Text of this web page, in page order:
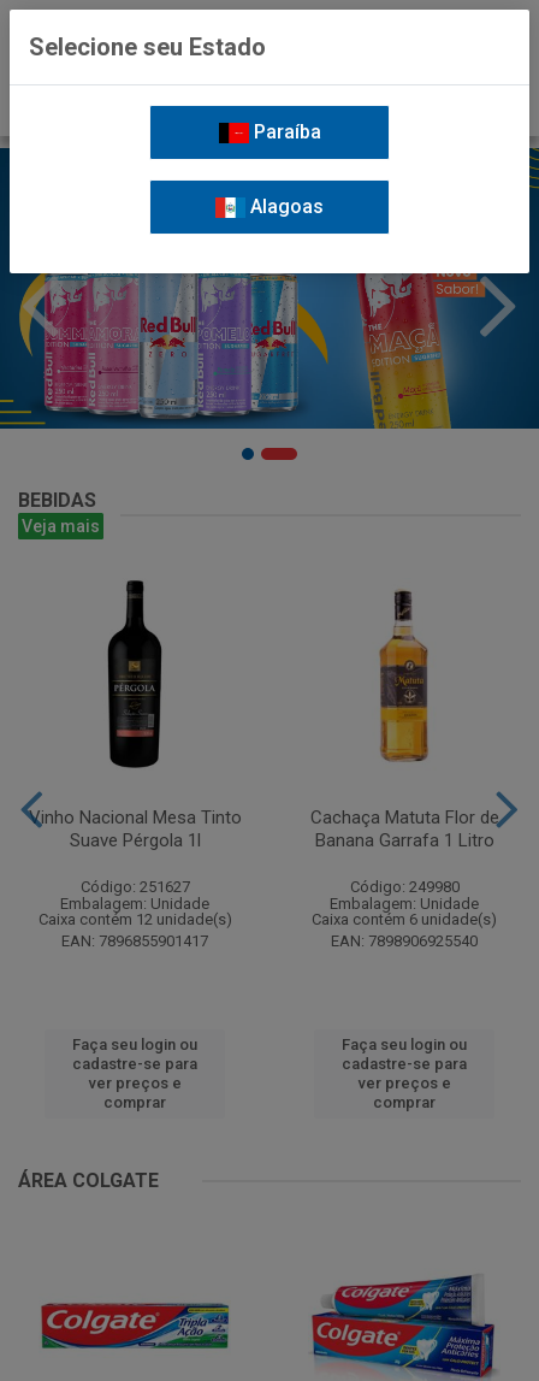
BEBIDAS
Veja mais
Vinho Nacional Mesa Tinto
Suave Pérgola 1l
Código: 251627
Embalagem: Unidade
Caixa contém 12 unidade(s)
EAN: 7896855901417
Faça seu login ou
cadastre-se para
ver preços e
comprar
Cachaça Matuta Flor de
Banana Garrafa 1 Litro
Código: 249980
Embalagem: Unidade
Caixa contém 6 unidade(s)
EAN: 7898906925540
Faça seu login ou
cadastre-se para
ver preços e
comprar
ÁREA COLGATE
Selecione seu Estado
Paraíba
Alagoas